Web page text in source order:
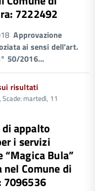
7222492
Approvazione
ai sensi dell’art.
50/2016…
risultati
Scade: martedì, 11
di appalto
i servizi
Bula”
Comune di
7096536